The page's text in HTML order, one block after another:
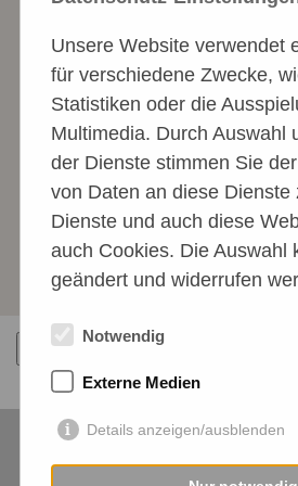
mehr…
Unser Mitgliedsbeitrag
Unser Jahres-
Euro für Einzelmitglieder und
Familienmitgliedschaften.
Zurück
Unsere Website verwendet
für verschiedene Zwecke,
Statistiken oder die
Multimedia. Durch Auswahl
der Dienste stimmen Sie
von Daten an diese Dienste
Dienste und auch diese
auch Cookies. Die Auswahl
geändert und widerrufen
Notwendig
Externe Medien
Details anzeigen/ausblenden